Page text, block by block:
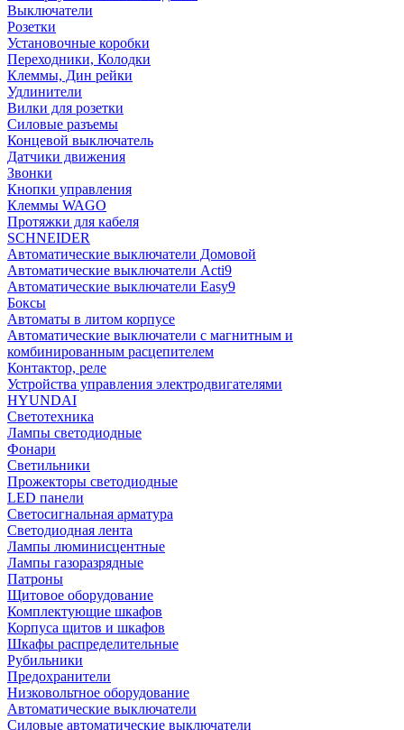
Выключатели
Розетки
Установочные коробки
Переходники, Колодки
Клеммы, Дин рейки
Удлинители
Вилки для розетки
Силовые разъемы
Концевой выключатель
Датчики движения
Звонки
Кнопки управления
Клеммы WAGO
Протяжки для кабеля
SCHNEIDER
Автоматические выключатели Домовой
Автоматические выключатели Acti9
Автоматические выключатели Easy9
Боксы
Автоматы в литом корпусе
Автоматические выключатели с магнитным и
комбинированным расцепителем
Контактор, реле
Устройства управления электродвигателями
HYUNDAI
Светотехника
Лампы светодиодные
Фонари
Светильники
Прожекторы светодиодные
LED панели
Светосигнальная арматура
Светодиодная лента
Лампы люминисцентные
Лампы газоразрядные
Патроны
Щитовое оборудование
Комплектующие шкафов
Корпуса щитов и шкафов
Шкафы распределительные
Рубильники
Предохранители
Низковольтное оборудование
Автоматические выключатели
Силовые автоматические выключатели